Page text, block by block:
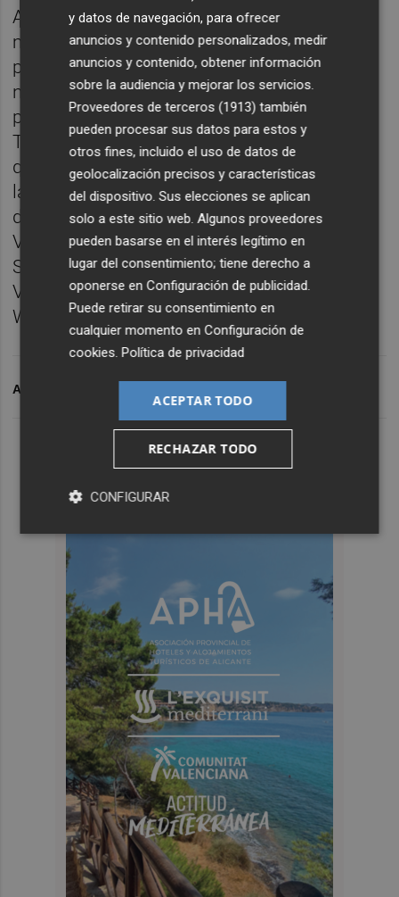
Además de no tener sentido el pagar lo
mismo por una edición online que
presencial, desde la concejalía creen
necesario destinar todos los recursos
posibles a la lucha contra el Covid-19.
También redireccionarán parte del importe
que estaba presupuestado para fortalecer
las acciones con el ecosistema local. A día
de hoy la ciudad acoge eventos como
Valencia Digital Summit, Dreamhack, VLC
Startup Awards, el CTO Summit, FTalks, el
Valencia Investors Day o la VLC Startup
Week.
ARCHIVADO EN
y datos de navegación, para ofrecer
anuncios y contenido personalizados, medir
anuncios y contenido, obtener información
sobre la audiencia y mejorar los servicios.
Proveedores de terceros (1913) también
pueden procesar sus datos para estos y
otros fines, incluido el uso de datos de
geolocalización precisos y características
del dispositivo. Sus elecciones se aplican
solo a este sitio web. Algunos proveedores
pueden basarse en el interés legítimo en
lugar del consentimiento; tiene derecho a
oponerse enConfiguración de publicidad
Puede retirar su consentimiento en
cualquier momento enConfiguración de
cookies .Política de privacidad
ACEPTAR TODO
RECHAZAR TODO
CONFIGURAR